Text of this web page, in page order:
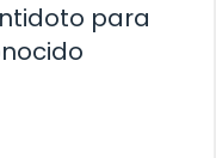
para